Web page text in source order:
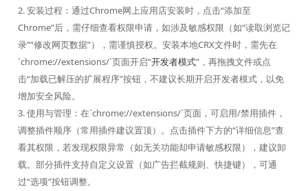
2. 安装过程：通过Chrome网上应用店安装时，点击“添加至
Chrome”后，需仔细查看权限申请，如涉及敏感权限（如“读取浏览记
录”“修改网页数据”），需谨慎授权。安装本地CRX文件时，需先在
`chrome://extensions/`页面开启“开发者模式”，再拖拽文件或点
击“加载已解压的扩展程序”按钮，不建议长期开启开发者模式，以免
增加安全风险。
3. 使用与管理：在`chrome://extensions/`页面，可启用/禁用插件，
调整插件顺序（常用插件建议置顶）。点击插件下方的“详细信息”查
看其权限，若发现权限异常（如无关功能却申请敏感权限），建议卸
载。部分插件支持自定义设置（如广告拦截规则、快捷键），可通
过“选项”按钮调整。